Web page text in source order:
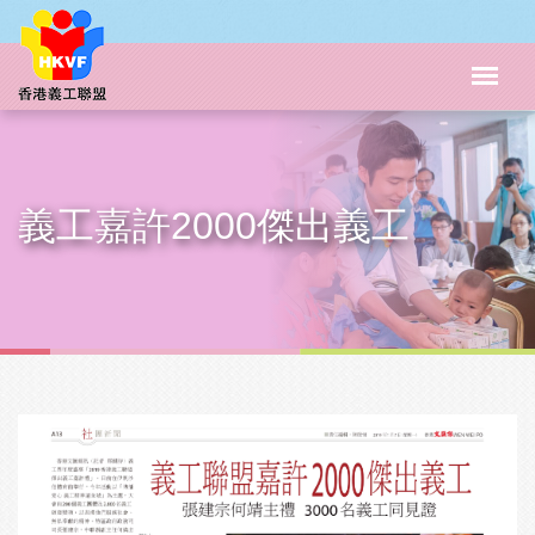
義工嘉許2000傑出義工
主頁 �ǴC����